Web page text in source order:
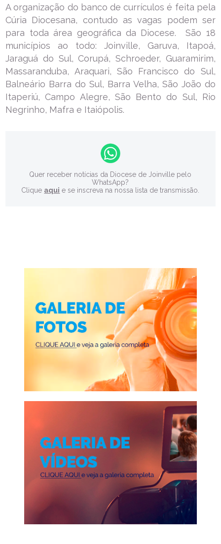
A organização do banco de currículos é feita pela
Cúria Diocesana, contudo as vagas podem ser
para toda área geográfica da Diocese. São 18
municípios ao todo: Joinville, Garuva, Itapoá,
Jaraguá do Sul, Corupá, Schroeder, Guaramirim,
Massaranduba, Araquari, São Francisco do Sul,
Balneário Barra do Sul, Barra Velha, São João do
Itaperiú, Campo Alegre, São Bento do Sul, Rio
Negrinho, Mafra e Itaiópolis.
Quer receber notícias da Diocese de Joinville pelo
WhatsApp?
Clique aqui e se inscreva na nossa lista de transmissão.